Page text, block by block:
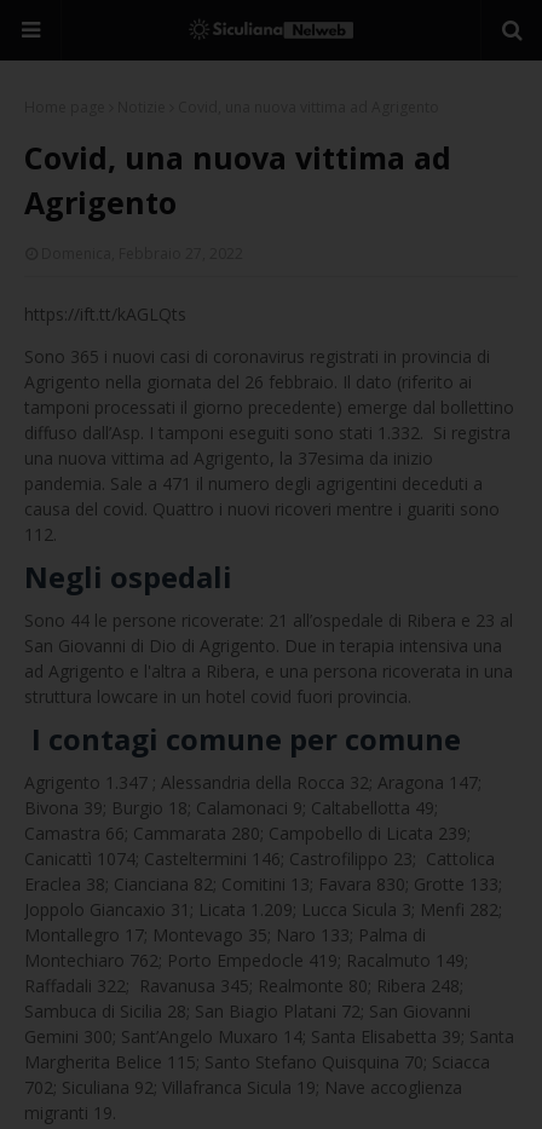
Covid, una nuova vittima ad
Agrigento
https://ift.tt/kAGLQts
Sono 365 i nuovi casi di coronavirus registrati in provincia di
Agrigento nella giornata del 26 febbraio. Il dato (riferito ai
tamponi processati il giorno precedente) emerge dal bollettino
diffuso dall’Asp. I tamponi eseguiti sono stati 1.332. Si registra
una nuova vittima ad Agrigento, la 37esima da inizio
pandemia. Sale a 471 il numero degli agrigentini deceduti a
causa del covid. Quattro i nuovi ricoveri mentre i guariti sono
112.
Negli ospedali
Sono 44 le persone ricoverate: 21 all’ospedale di Ribera e 23 al
San Giovanni di Dio di Agrigento. Due in terapia intensiva una
ad Agrigento e l'altra a Ribera, e una persona ricoverata in una
struttura lowcare in un hotel covid fuori provincia.
I contagi comune per comune
Agrigento 1.347 ; Alessandria della Rocca 32; Aragona 147;
Bivona 39; Burgio 18; Calamonaci 9; Caltabellotta 49;
Camastra 66; Cammarata 280; Campobello di Licata 239;
Canicattì 1074; Casteltermini 146; Castrofilippo 23; Cattolica
Eraclea 38; Cianciana 82; Comitini 13; Favara 830; Grotte 133;
Joppolo Giancaxio 31; Licata 1.209; Lucca Sicula 3; Menfi 282;
Montallegro 17; Montevago 35; Naro 133; Palma di
Montechiaro 762; Porto Empedocle 419; Racalmuto 149;
Raffadali 322; Ravanusa 345; Realmonte 80; Ribera 248;
Sambuca di Sicilia 28; San Biagio Platani 72; San Giovanni
Gemini 300; Sant’Angelo Muxaro 14; Santa Elisabetta 39; Santa
Margherita Belice 115; Santo Stefano Quisquina 70; Sciacca
702; Siculiana 92; Villafranca Sicula 19; Nave accoglienza
migranti 19.